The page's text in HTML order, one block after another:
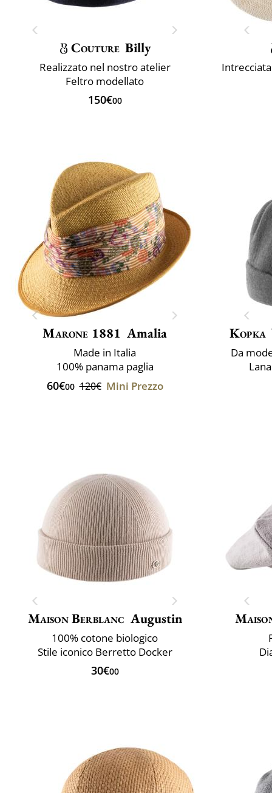
Couture Billy
Realizzato nel nostro atelier
Feltro modellato
150€00
Marone 1881 Amalia
Made in Italia
100% panama paglia
60€00 120€ Mini Prezzo
Kopka
Da
Maison Berblanc Augustin
100% cotone biologico
Stile iconico Berretto Docker
30€00